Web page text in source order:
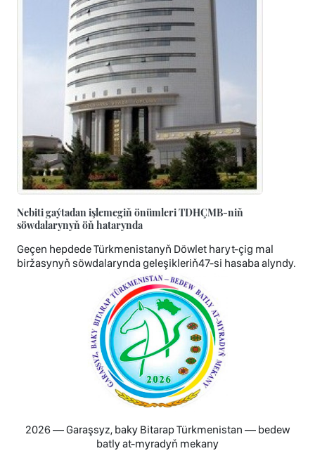
Nebiti gaýtadan işlemegiň önümleri TDHÇMB-niň
söwdalarynyň öň hatarynda
Geçen hepdede Türkmenistanyň Döwlet haryt-çig mal
biržasynyň söwdalarynda geleşikleriň47-si hasaba alyndy.
2026 — Garaşsyz, baky Bitarap Türkmenistan — bedew
batly at-myradyň mekany